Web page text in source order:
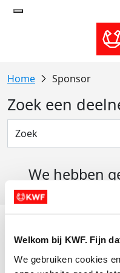
Welkom bij KWF. Fijn
We gebruiken cookies
Sponsor
Zoek een
We hebben
Actiematerialen
Evenementen